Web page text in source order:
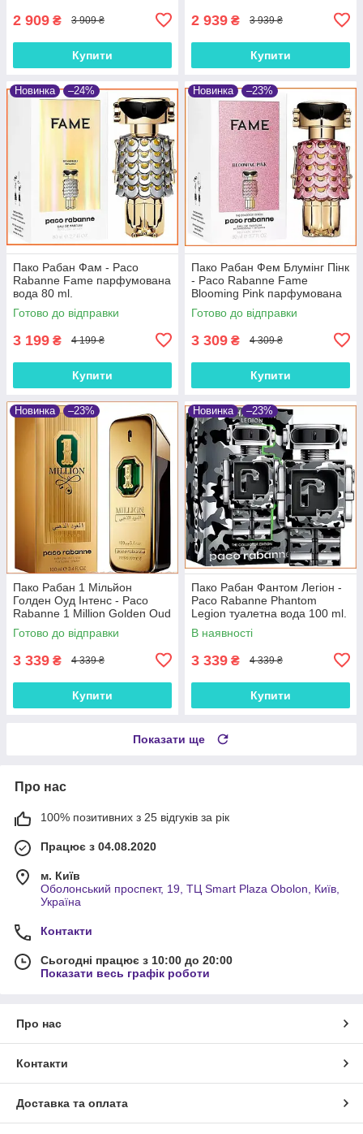
2 909 ₴ 3 909 ₴
Купити
2 939 ₴ 3 939 ₴
Купити
Новинка –24%
Пако Рабан Фам - Paco
Rabanne Fame парфумована
вода 80 ml.
Готово до відправки
3 199 ₴ 4 199 ₴
Купити
Новинка –23%
Пако Рабан Фем Блумінг Пінк
- Paco Rabanne Fame
Blooming Pink парфумована
вода 80 ml.
Готово до відправки
3 309 ₴ 4 309 ₴
Купити
Новинка –23%
Пако Рабан 1 Мільйон
Голден Оуд Інтенс - Paco
Rabanne 1 Million Golden Oud
Intense парфумована вода
100 ml
Готово до відправки
3 339 ₴ 4 339 ₴
Купити
Новинка –23%
Пако Рабан Фантом Легіон -
Paco Rabanne Phantom
Legion туалетна вода 100 ml.
В наявності
3 339 ₴ 4 339 ₴
Купити
Показати ще
Про нас
100% позитивних з 25 відгуків за рік
Працює з 04.08.2020
м. Київ
Оболонський проспект, 19, ТЦ Smart Plaza Obolon, Київ,
Україна
Контакти
Сьогодні працює з 10:00 до 20:00
Показати весь графік роботи
Про нас
Контакти
Доставка та оплата